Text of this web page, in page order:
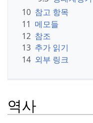
10 참고 항목
11 메모들
12 참조
13 추가 읽기
14 외부 링크
역사